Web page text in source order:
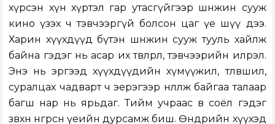
хүрсэн хүн хүртэл гар утасгүйгээр шөнөжин сууж
кино үзэх ч тэвчээргүй болсон цаг үе шүү дээ.
Харин хүүхдүүд бүтэн шөнөжин сууж тууль хайлж
байна гэдэг нь асар их төвлөрөл, тэвчээрийн илрэл.
Энэ нь эргээд хүүхдүүдийн хүмүүжил, төлөвшил,
суралцах чадварт ч эерэгээр нөлөөлж байгаа талаар
багш нар нь ярьдаг. Тийм учраас өв соёл гэдэг
зөвхөн өнгөрсөн үеийн дурсамж биш. Өнөөдрийн хүүхэд